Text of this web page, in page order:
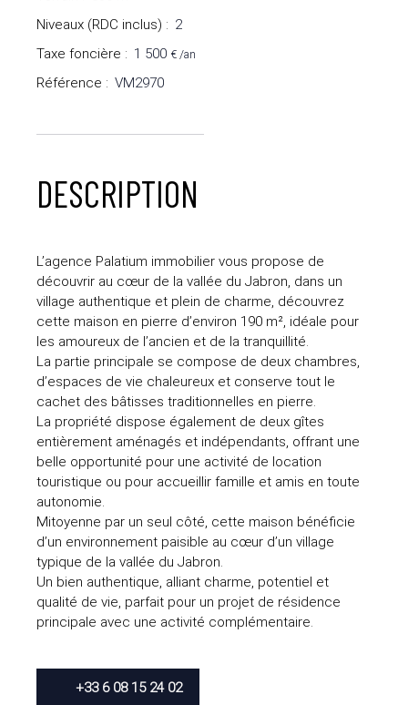
Niveaux (RDC inclus) : 2
Taxe foncière : 1 500 € /an
Référence : VM2970
DESCRIPTION
L’agence Palatium immobilier vous propose de
découvrir au cœur de la vallée du Jabron, dans un
village authentique et plein de charme, découvrez
cette maison en pierre d’environ 190 m², idéale pour
les amoureux de l’ancien et de la tranquillité.
La partie principale se compose de deux chambres,
d’espaces de vie chaleureux et conserve tout le
cachet des bâtisses traditionnelles en pierre.
La propriété dispose également de deux gîtes
entièrement aménagés et indépendants, offrant une
belle opportunité pour une activité de location
touristique ou pour accueillir famille et amis en toute
autonomie.
Mitoyenne par un seul côté, cette maison bénéficie
d’un environnement paisible au cœur d’un village
typique de la vallée du Jabron.
Un bien authentique, alliant charme, potentiel et
qualité de vie, parfait pour un projet de résidence
principale avec une activité complémentaire.
+33 6 08 15 24 02